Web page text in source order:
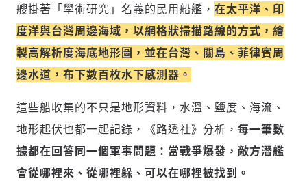
艘掛著「學術研究」名義的民用船艦， 在太平洋、印
度洋與台灣周邊海域，以網格狀掃描路線的方式，繪
製高解析度海底地形圖，並在台灣、關島、菲律賓周
邊水道，布下數百枚水下感測器。
這些船收集的不只是地形資料，水溫、鹽度、海流、
地形起伏也都一起記錄，《路透社》分析， 每一筆數
據都在回答同一個軍事問題：當戰爭爆發，敵方潛艦
會從哪裡來、從哪裡躲、可以在哪裡被找到。